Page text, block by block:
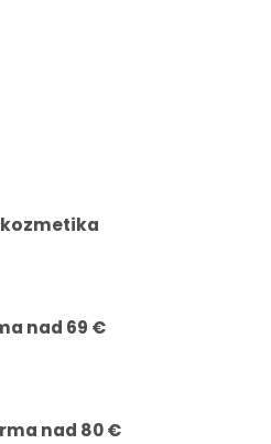
nad 69 €
nad 80 €